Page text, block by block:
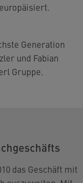
Generation
und Fabian
Gruppe.
das Geschäft mit